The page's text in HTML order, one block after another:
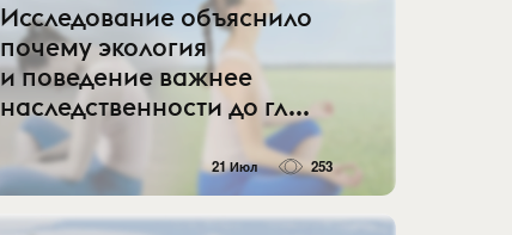
Исследование объяснило
почему экология
и поведение важнее
наследственности до гл...
21 Июл 253